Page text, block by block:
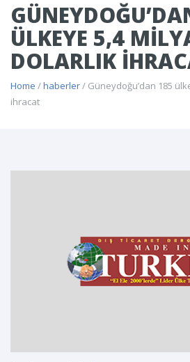
ÜLKEYE 5,4
DOLARLIK
Home /haberler/ Güneydoğu’dan 185
ihracat